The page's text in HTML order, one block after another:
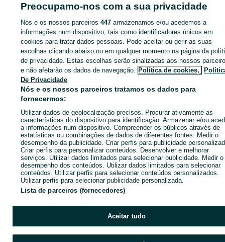
ID:660946684 Cliques:
Entra na tua conta OLX ou cria uma nova para contactares
anunciante
Entrar ou criar conta
Enviar mensagem
Preocupamo-nos com a sua privacidade
Nós e os nossos parceiros447 armazenamos e/ou acedemos a
informações num dispositivo, tais como identificadores únicos em
cookies para tratar dados pessoais. Pode aceitar ou gerir as suas
escolhas clicando abaixo ou em qualquer momento na página da
de privacidade. Estas escolhas serão sinalizadas aos nossos
e não afetarão os dados de navegação. Política de cookies,
De Privacidade
Nós e os nossos parceiros tratamos os dados para
fornecermos:
Utilizar dados de geolocalização precisos. Procurar ativamente as
características do dispositivo para identificação. Armazenar e/ou
a informações num dispositivo. Compreender os públicos através de
estatísticas ou combinações de dados de diferentes fontes. Medir o
desempenho da publicidade. Criar perfis para publicidade
Criar perfis para personalizar conteúdos. Desenvolver e melhorar
serviços. Utilizar dados limitados para selecionar publicidade. Medir o
desempenho dos conteúdos. Utilizar dados limitados para selecionar
conteúdos. Utilizar perfis para selecionar conteúdos personalizados.
Utilizar perfis para selecionar publicidade personalizada.
Lista de parceiros (fornecedores)
Aceitar tudo